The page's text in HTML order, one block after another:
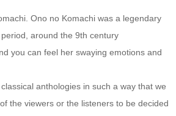
Ono no Komachi was a legendary
around the 9th century
you can feel her swaying emotions and
anthologies in such a way that we
the viewers or the listeners to be decided